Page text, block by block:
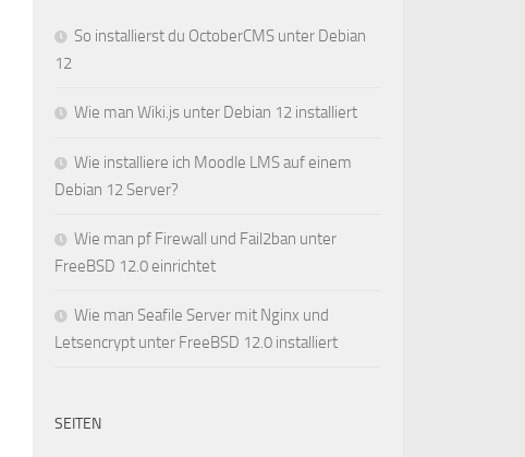
So installierst du OctoberCMS unter Debian
12
Wie man Wiki.js unter Debian 12 installiert
Wie installiere ich Moodle LMS auf einem
Debian 12 Server?
Wie man pf Firewall und Fail2ban unter
FreeBSD 12.0 einrichtet
Wie man Seafile Server mit Nginx und
Letsencrypt unter FreeBSD 12.0 installiert
SEITEN